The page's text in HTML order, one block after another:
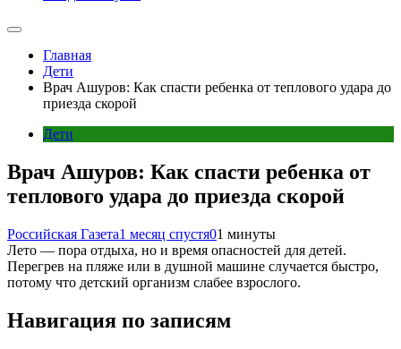
Главная
Дети
Врач Ашуров: Как спасти ребенка от теплового удара до
приезда скорой
Дети
Врач Ашуров: Как спасти ребенка от
теплового удара до приезда скорой
Российская Газета1 месяц спустя01 минуты
Лето — пора отдыха, но и время опасностей для детей.
Перегрев на пляже или в душной машине случается быстро,
потому что детский организм слабее взрослого.
Навигация по записям